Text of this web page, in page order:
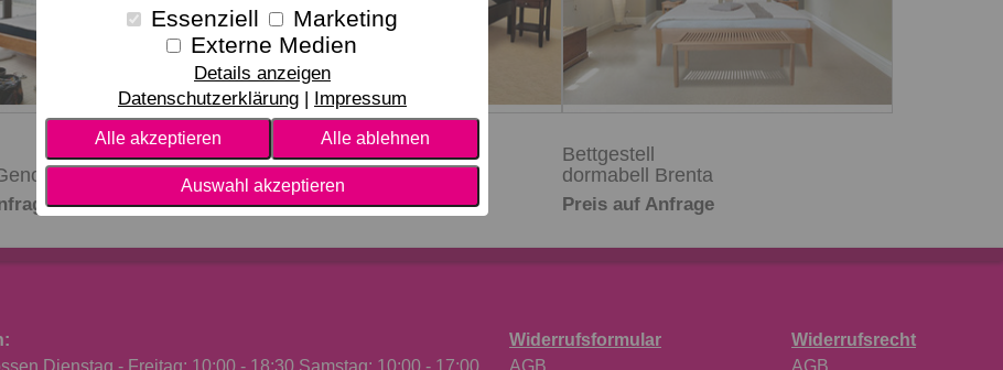
Essenziell
Marketing
Externe Medien
Details anzeigen
Datenschutzerklärung
Impressum
Alle akzeptieren Alle ablehnen
Auswahl akzeptieren
Bettgestell
dormabell Lima
Preis auf Anfrage
Bettgestell
dormabell Brenta
Preis auf Anfrage
Dienstag - Freitag: 10:00 - 18:30 Samstag: 10:00 - 17:00
Widerrufsformular
AGB
Widerrufsrecht
AGB